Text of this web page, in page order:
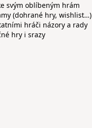
svým oblíbeným hrám
(dohrané hry, wishlist…)
hráči názory a rady
hry i srazy